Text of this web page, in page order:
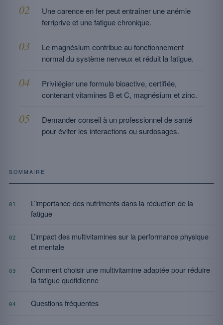
Une carence en fer peut entraîner une anémie
ferriprive et une fatigue chronique.
Le magnésium contribue au fonctionnement
normal du système nerveux et réduit la fatigue.
Privilégier une formule bioactive, certifiée,
contenant vitamines B et C, magnésium et zinc.
Demander conseil à un professionnel de santé
pour éviter les interactions ou surdosages.
SOMMAIRE
01
L’importance des nutriments dans la réduction de la
fatigue
02
L’impact des multivitamines sur la performance physique
et mentale
03
Comment choisir une multivitamine adaptée pour réduire
la fatigue quotidienne
04 Questions fréquentes